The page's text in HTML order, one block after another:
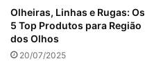
Olheiras, Linhas e Rugas: Os
5 Top Produtos para Região
dos Olhos
20/07/2025